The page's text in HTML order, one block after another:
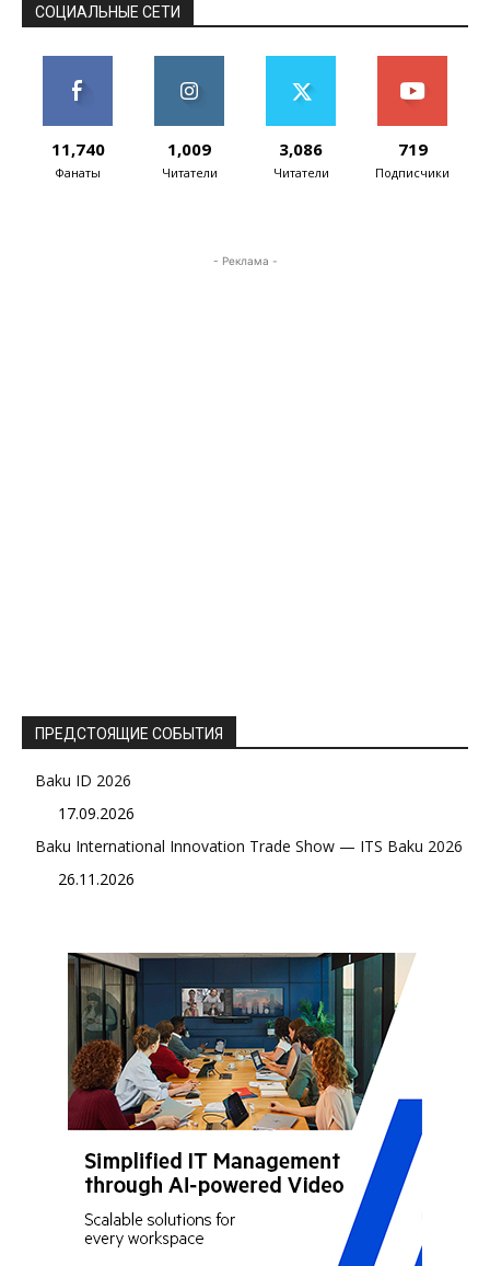
СОЦИАЛЬНЫЕ СЕТИ
11,740
Фанаты
1,009
Читатели
3,086
Читатели
719
Подписчики
- Реклама -
ПРЕДСТОЯЩИЕ СОБЫТИЯ
Baku ID 2026
17.09.2026
Baku International Innovation Trade Show — ITS Baku 2026
26.11.2026